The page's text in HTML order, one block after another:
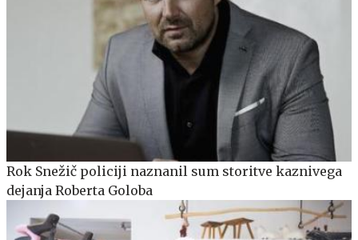
Rok Snežič policiji naznanil sum storitve kaznivega
dejanja Roberta Goloba